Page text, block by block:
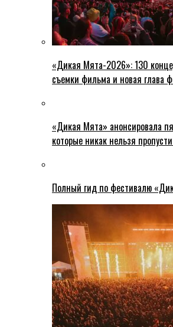
«Дикая Мята-2026»: 130
съемки фильма и новая глава
«Дикая Мята» анонсировала
которые никак нельзя
Полный гид по фестивалю